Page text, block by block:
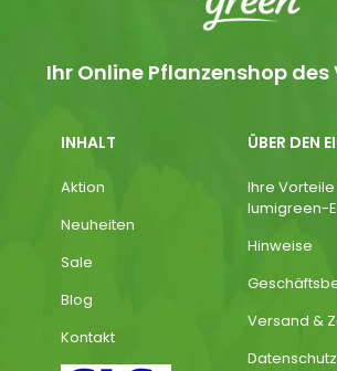
Ihr Online Pflanzenshop
INHALT
Aktion
Neuheiten
Sale
Blog
Kontakt
ÜBER DEN
Ihre
lumigreen-
Hinweise
Versand &